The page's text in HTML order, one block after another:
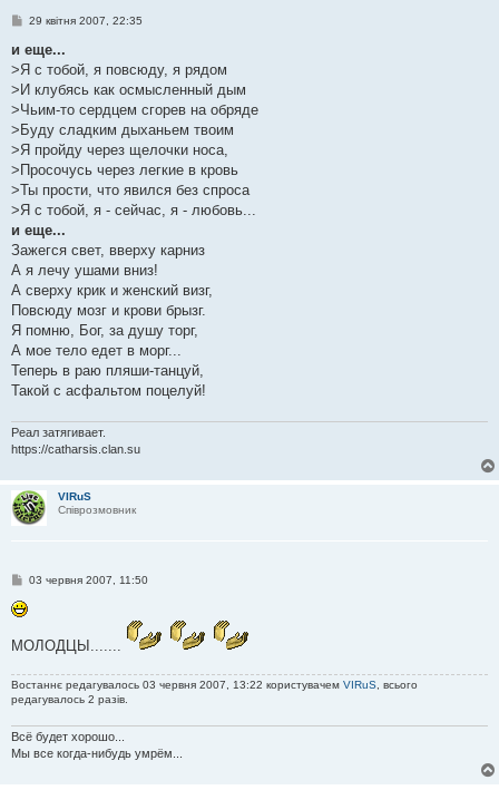
П
в
д
о
л
е
н
н
я
29 квітня 2007, 22:35
и еще...
>Я с тобой, я повсюду, я рядом
>И клубясь как осмысленный дым
>Чьим-то сердцем сгорев на обряде
>Буду сладким дыханьем твоим
>Я пройду через щелочки носа,
>Просочусь через легкие в кровь
>Ты прости, что явился без спроса
>Я с тобой, я - сейчас, я - любовь...
и еще...
Зажегся свет, вверху карниз
А я лечу ушами вниз!
А сверху крик и женский визг,
Повсюду мозг и крови брызг.
Я помню, Бог, за душу торг,
А мое тело едет в морг...
Теперь в раю пляши-танцуй,
Такой с асфальтом поцелуй!
Реал затягивает.
https://catharsis.clan.su
VIRuS
Співрозмовник
П
в
і
о
л
е
н
я
03 червня 2007, 11:50
МОЛОДЦЫ.......
Востаннє редагувалось 03 червня 2007, 13:22 користувачем VIRuS, всього
редагувалось 2 разів.
Всё будет хорошо...
Мы все когда-нибудь умрём...